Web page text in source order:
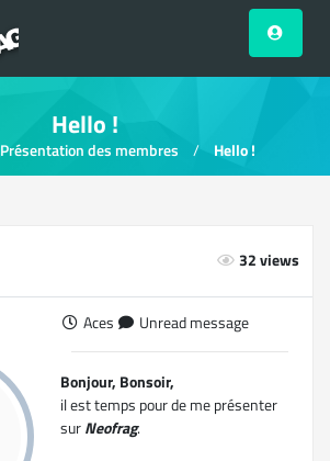
Hello !
Présentation des membres Hello !
32 views
Aces Unread message
Bonjour, Bonsoir,
il est temps pour de me présenter
surNeofrag.